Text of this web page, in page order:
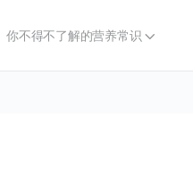
你不得不了解的营养常识